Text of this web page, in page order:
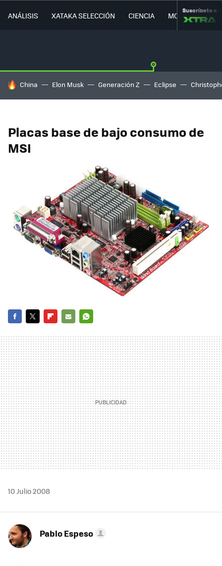
ANÁLISIS XATAKA SELECCIÓN CIENCIA MOVILIDAD
Suscríbete a
HOY SE HABLA DE
China Elon Musk Generación Z Eclipse
Placas base de bajo consumo de
MSI
MAIL
10 Julio 2008
Pablo Espeso